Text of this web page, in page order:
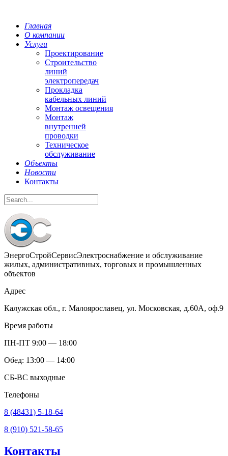
Главная
О компании
Услуги
Проектирование
Строительство
линий
электропередач
Прокладка
кабельных линий
Монтаж освещения
Монтаж
внутренней
проводки
Техническое
обслуживание
Объекты
Новости
Контакты
ЭнергоСтройСервисЭлектроснабжение и обслуживание
жилых, административных, торговых и промышленных
объектов
Адрес
Калужская обл., г. Малоярославец, ул. Московская, д.60А, оф.9
Время работы
ПН-ПТ 9:00 — 18:00
Обед: 13:00 — 14:00
СБ-ВС выходные
Телефоны
8 (48431) 5-18-64
8 (910) 521-58-65
Контакты